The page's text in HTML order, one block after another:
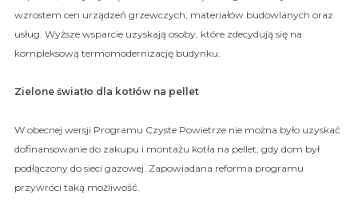
wzrostem cen urządzeń grzewczych, materiałów budowlanych oraz
usług. Wyższe wsparcie uzyskają osoby, które zdecydują się na
kompleksową termomodernizację budynku.
Zielone światło dla kotłów na pellet
W obecnej wersji Programu Czyste Powietrze nie można było uzyskać
dofinansowanie do zakupu i montażu kotła na pellet, gdy dom był
podłączony do sieci gazowej. Zapowiadana reforma programu
przywróci taką możliwość.